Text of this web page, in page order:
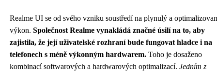
Realme UI se od svého vzniku soustředí na plynulý a
výkon. Společnost Realme vynakládá značné úsilí na to, aby
zajistila, že její uživatelské rozhraní bude fungovat hladce i na
telefonech s méně výkonným hardwarem. Toho je dosaženo
kombinací softwarových a hardwarových optimalizací. Jedním z